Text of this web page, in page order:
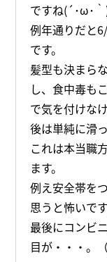
ですね(´･ω･
例年通りだと
です。
髪型も決まら
し、食中毒も
で気を付けな
後は単純に滑
これは本当職
ます。
例え安全帯を
思うと怖いで
最後にコンビ
目が・・・。